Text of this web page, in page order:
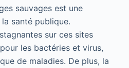
sauvages est une
santé publique.
sur ces sites
les bactéries et virus,
de maladies. De plus, la